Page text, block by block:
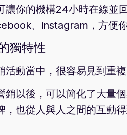
讓你的機構24小時在線並
、instagram，方便你
獨特性
活動當中，很容易見到重
銷以後，可以簡化了大量
，也從人與人之間的互動